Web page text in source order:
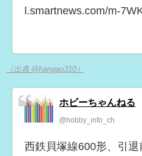
l.smartnews.com/m-
（出典 @hangao310）
ホビーちゃんねる
@hobby_info_ch
西鉄貝塚線600形、引退